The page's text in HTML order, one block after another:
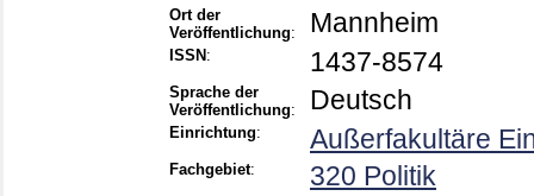
Ort der
Veröffentlichung: Mannheim
ISSN : 1437-8574
Sprache der
Veröffentlichung: Deutsch
Einrichtung: Außerfakultäre
Fachgebiet: 320 Politik